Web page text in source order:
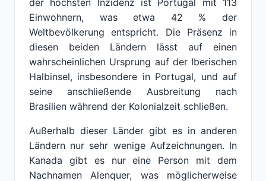
der höchsten Inzidenz ist Portugal mit 113
Einwohnern, was etwa 42 % der
Weltbevölkerung entspricht. Die Präsenz in
diesen beiden Ländern lässt auf einen
wahrscheinlichen Ursprung auf der Iberischen
Halbinsel, insbesondere in Portugal, und auf
seine anschließende Ausbreitung nach
Brasilien während der Kolonialzeit schließen.
Außerhalb dieser Länder gibt es in anderen
Ländern nur sehr wenige Aufzeichnungen. In
Kanada gibt es nur eine Person mit dem
Nachnamen Alenquer, was möglicherweise